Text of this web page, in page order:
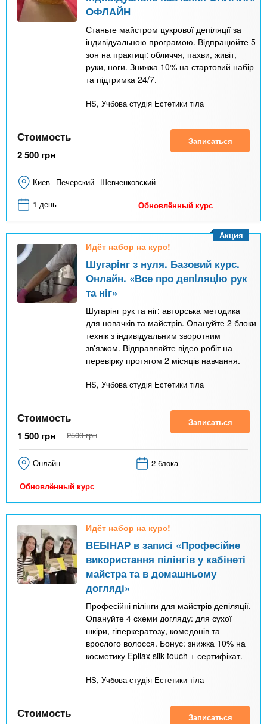
ОФЛАЙН
Станьте майстром цукрової депіляції за
індивідуальною програмою. Відпрацюйте 5
зон на практиці: обличчя, пахви, живіт,
руки, ноги. Знижка 10% на стартовий набір
та підтримка 24/7.
HS, Учбова студія Естетики тіла
Стоимость
2 500 грн
Записаться
Киев Печерский Шевченковский
1 день
Обновлённый курс
Идёт набор на курс!
Шугарiнг з нуля. Базовий курс.
Онлайн. «Все про депiляцiю рук
та ніг»
Шугарінг рук та ніг: авторська методика
для новачків та майстрів. Опануйте 2 блоки
технік з індивідуальним зворотним
зв'язком. Відправляйте відео робіт на
перевірку протягом 2 місяців навчання.
HS, Учбова студія Естетики тіла
Акция
Стоимость
1 500 грн 2500 грн
Записаться
Онлайн 2 блока
Обновлённый курс
Идёт набор на курс!
ВЕБІНАР в записі «Професійне
використання пілінгів у кабінеті
майстра та в домашньому
догляді»
Професійні пілінги для майстрів депіляції.
Опануйте 4 схеми догляду: для сухої
шкіри, гіперкератозу, комедонів та
врослого волосся. Бонус: знижка 10% на
косметику Epilax silk touch + сертифікат.
HS, Учбова студія Естетики тіла
Стоимость Записаться